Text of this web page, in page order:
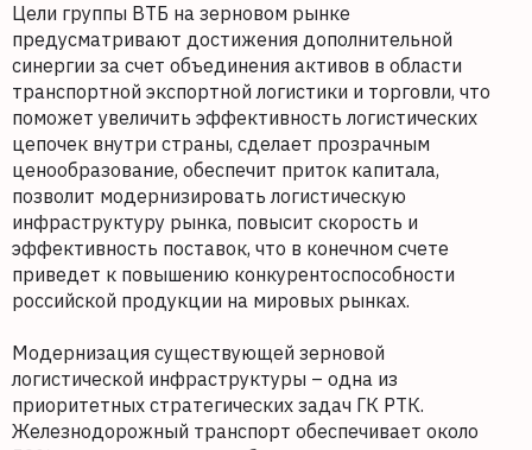
Цели группы ВТБ на зерновом рынке
предусматривают достижения дополнительной
синергии за счет объединения активов в области
транспортной экспортной логистики и торговли, что
поможет увеличить эффективность логистических
цепочек внутри страны, сделает прозрачным
ценообразование, обеспечит приток капитала,
позволит модернизировать логистическую
инфраструктуру рынка, повысит скорость и
эффективность поставок, что в конечном счете
приведет к повышению конкурентоспособности
российской продукции на мировых рынках.
Модернизация существующей зерновой
логистической инфраструктуры – одна из
приоритетных стратегических задач ГК РТК.
Железнодорожный транспорт обеспечивает около